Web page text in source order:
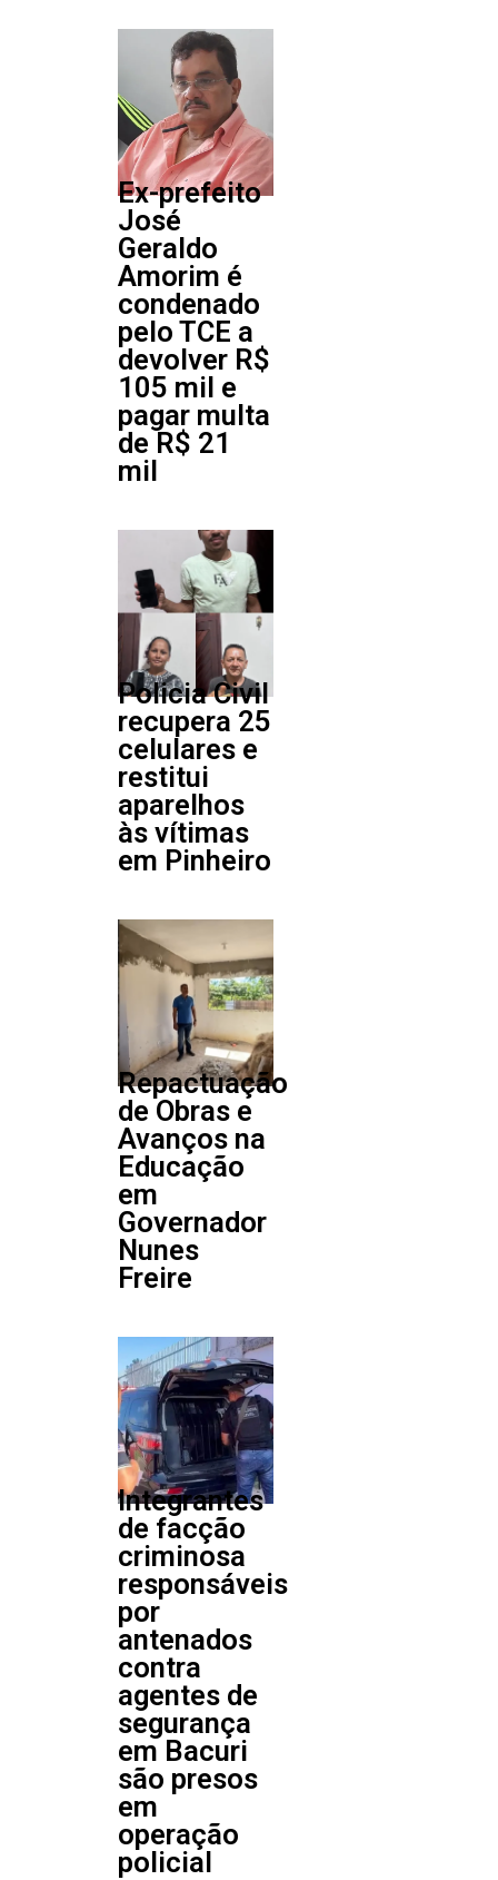
Ex-prefeito
José
Geraldo
Amorim é
condenado
pelo TCE a
devolver R$
105 mil e
pagar multa
de R$ 21
mil
Policia Civil
recupera 25
celulares e
restitui
aparelhos
às vítimas
em Pinheiro
Repactuação
de Obras e
Avanços na
Educação
em
Governador
Nunes
Freire
Integrantes
de facção
criminosa
responsáveis
por
antenados
contra
agentes de
segurança
em Bacuri
são presos
em
operação
policial